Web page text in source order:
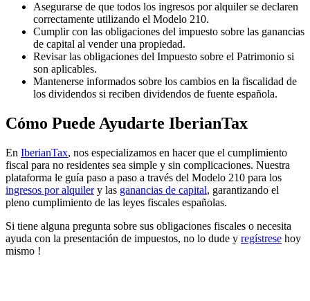
Asegurarse de que todos los ingresos por alquiler se declaren
correctamente utilizando el Modelo 210.
Cumplir con las obligaciones del impuesto sobre las ganancias
de capital al vender una propiedad.
Revisar las obligaciones del Impuesto sobre el Patrimonio si
son aplicables.
Mantenerse informados sobre los cambios en la fiscalidad de
los dividendos si reciben dividendos de fuente española.
Cómo Puede Ayudarte IberianTax
En IberianTax, nos especializamos en hacer que el cumplimiento
fiscal para no residentes sea simple y sin complicaciones. Nuestra
plataforma le guía paso a paso a través del Modelo 210 para los
ingresos por alquilery las ganancias de capital, garantizando el
pleno cumplimiento de las leyes fiscales españolas.
Si tiene alguna pregunta sobre sus obligaciones fiscales o necesita
ayuda con la presentación de impuestos, no lo dude y regístrese hoy
mismo !